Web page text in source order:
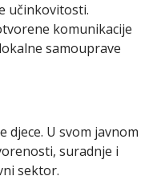
učinkovitosti.
komunikacije
samouprave
djece. U svom javnom
suradnje i
sektor.